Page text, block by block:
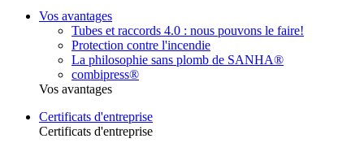
Vos avantages
Tubes et raccords 4.0 : nous pouvons le faire!
Protection contre l'incendie
La philosophie sans plomb de SANHA®
combipress®
Vos avantages
Certificats d'entreprise
Certificats d'entreprise